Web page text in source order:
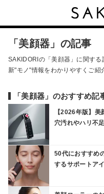
「美顔器」の記事
SAKIDORIの「美顔器」に関す
新"モノ"情報をわかりやすくご
「美顔器」のおすすめ記
【2026年版】
穴汚れやハリ不
50代におすすめ
するサポートア